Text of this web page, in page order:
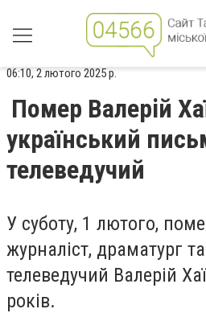
06:10, 2 лютого 2025 р.
Помер Валерій
український
телеведучий
У суботу, 1 лютого,
журналіст, драматург та
телеведучий Валерій
років.